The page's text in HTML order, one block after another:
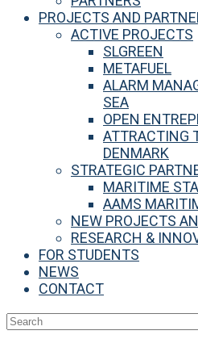
PROJECTS AND
ACTIVE PROJECTS
SLGREEN
METAFUEL
ALARM
SEA
OPEN
ATTRACTING
DENMARK
STRATEGIC
MARITIME
AAMS
NEW PROJECTS
RESEARCH &
FOR STUDENTS
NEWS
CONTACT